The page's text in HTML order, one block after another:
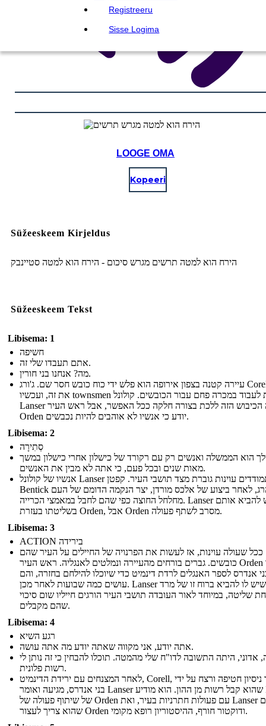
Registreeru
Sisse Logima
LOOGE OMA
Kopeeri
Süžeeskeem Kirjeldus
הירח הוא למטה תרשים מגרש סיכום - הירח הוא למטה סטיינבק
Süžeeskeem Tekst
Libisema: 1
חשיפה
אתם תעבדו שלי זה.
מה? אנחנו בני חורין.
עיירה קטנה בצפון אירופה הוא פלש ידי כוח כובש חסר שם. ג'ורג Corell סידר
את זה, ועכשיו townsmen נאלצות לעבוד במכרה פחם עבור הכובשים. קולונל
Lanser רוצה הכיבוש הזה ללכת בצורה חלקה ככל האפשר, אבל ראש העיר
Orden יודע כי אנשיו לא אוהבים להיות נכבשים.
Libisema: 2
סְתִירָה
הוא הממשלה ואנשים רק עם רקורד של כישלון אחרי כישלון במשך
מאות שנים ובכל פעם, כי אתה לא מבין את האנשים.
אנשיו של קולונל Lanser מתמודדים עוינות גוברת מצד תושבי העיר. קפטן
Bentick הוא נהרג, לאחר ביצוע של אלכס מורדן, יצר הנקמה הדומם של העם
מחלחל החוצה כפי שהם לחבל במאמצי הכרייה. Lanser מבקש להביא אותם
בשליטתו בעזרת Orden, אבל Orden מסרב לשתף פעולה.
Libisema: 3
ACTION בירידה
ככל שעולה עוינות, אז לעשות את הפרנויה של החיילים על העיר שהם
כובשים. גברים בורחים מהעיירה ונמלטים לאנגליה. ראש העיר Orden אומר
אנדרס לספר האנגלים לרדת דינמיט כדי שיוכלו להילחם בחזרה, והם
עושים כמה שבועות לאחר מכן. Lanser יודע שיש לו להביא ברוח זו של מרד
שליטה, במיוחד לאור העובדה תושבי העיר הורגים חייליו שום סיכוי
שהם מקבלים.
Libisema: 4
רגע השיא
אתה יודע, אני מקווה שאתה יודע מה אתה עושה.
אדוני, היתה התשובה לדו"ח שלי מהמטה. תוכלו להבחין כי זה נותן לי
רשות פלונית.
לאחר המצנחים עם ירידת הדינמיט, Corell, ששרד ניסיון חטיפה ורצח על ידי
בני אנדרס, מגיעה ואומר Lanser שהוא קבל רשות מן ההון. הוא מודיע Lanser
של שיתוף פעולה של Orden עם פעולות חתרניות בעיר, ואת Lanser מסכם
שהוא צריך לעצור Orden ודוקטור חורף, ההיסטוריון רופא מקומי.